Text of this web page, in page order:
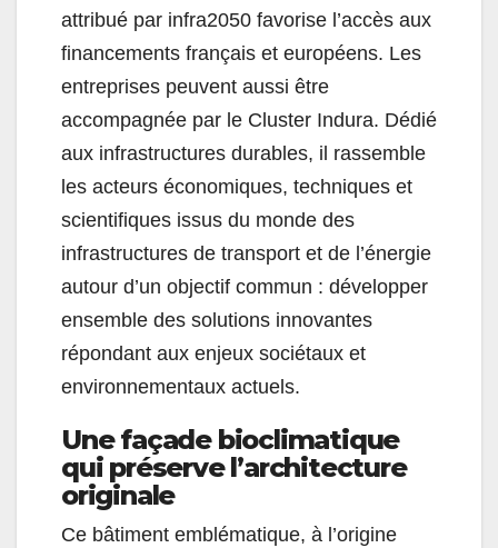
attribué par infra2050 favorise l’accès aux
financements français et européens. Les
entreprises peuvent aussi être
accompagnée par le Cluster Indura. Dédié
aux infrastructures durables, il rassemble
les acteurs économiques, techniques et
scientifiques issus du monde des
infrastructures de transport et de l’énergie
autour d’un objectif commun : développer
ensemble des solutions innovantes
répondant aux enjeux sociétaux et
environnementaux actuels.
Une façade bioclimatique
qui préserve l’architecture
originale
Ce bâtiment emblématique, à l’origine